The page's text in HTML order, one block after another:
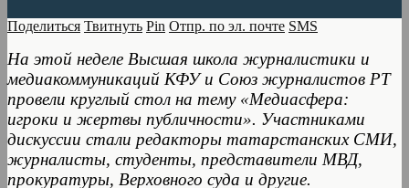
Поделиться Твитнуть Pin Отпр. по эл. почте SMS
На этой неделе Высшая школа журналистики и
медиакоммуникаций КФУ и Союз журналистов РТ
провели круглый стол на тему «Медиасфера:
игроки и жертвы публичности». Участниками
дискуссии стали редакторы татарстанских СМИ,
журналисты, студенты, представители МВД,
прокуратуры, Верховного суда и другие.